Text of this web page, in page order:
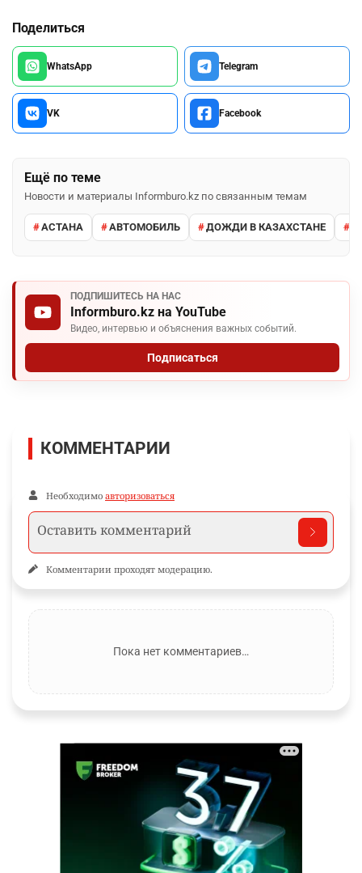
Поделиться
WhatsApp Telegram
VK Facebook
Ещё по теме
Новости и материалы Informburo.kz по связанным темам
АСТАНА АВТОМОБИЛЬ ДОЖДИ В КАЗАХСТАНЕ
ПОДПИШИТЕСЬ НА НАС
Informburo.kz на YouTube
Видео, интервью и объяснения важных событий.
Подписаться
КОММЕНТАРИИ
Необходимо авторизоваться
Комментарии проходят модерацию.
Пока нет комментариев…